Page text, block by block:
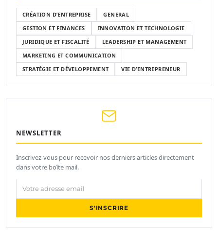
CRÉATION D’ENTREPRISE
GENERAL
GESTION ET FINANCES
INNOVATION ET TECHNOLOGIE
JURIDIQUE ET FISCALITÉ
LEADERSHIP ET MANAGEMENT
MARKETING ET COMMUNICATION
STRATÉGIE ET DÉVELOPPEMENT
VIE D’ENTREPRENEUR
NEWSLETTER
Inscrivez-vous pour recevoir nos derniers articles directement
dans votre boîte mail.
Votre adresse email
S'INSCRIRE